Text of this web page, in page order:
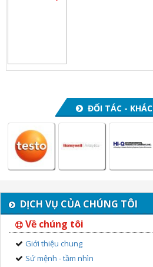
ĐỐI TÁC -
DỊCH VỤ CỦA CHÚNG TÔI
Về chúng tôi
Giới thiệu chung
Sứ mệnh - tầm nhìn